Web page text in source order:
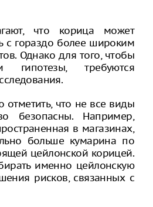
что корица может
с гораздо более широким
Однако для того, чтобы
гипотезы, требуются
отметить, что не все виды
безопасны. Например,
в магазинах,
больше кумарина по
цейлонской корицей.
именно цейлонскую
рисков, связанных с